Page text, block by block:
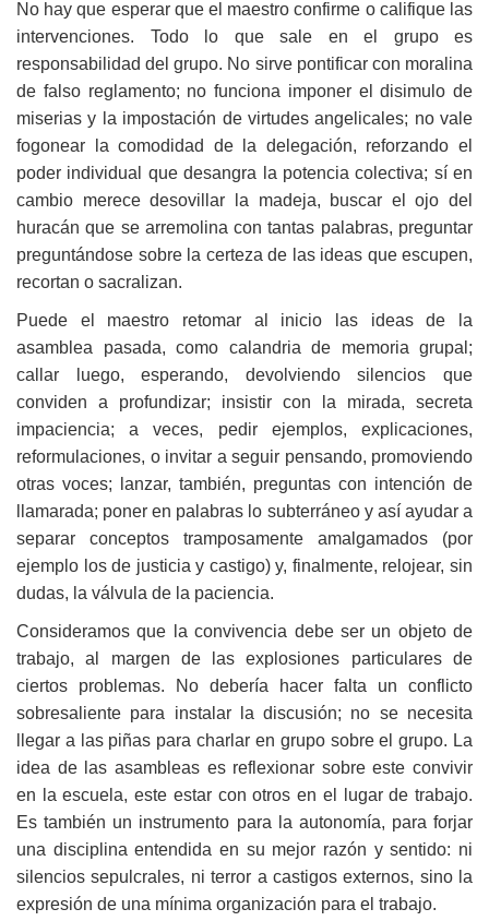
No hay que esperar que el maestro confirme o califique las
intervenciones. Todo lo que sale en el grupo es
responsabilidad del grupo. No sirve pontificar con moralina
de falso reglamento; no funciona imponer el disimulo de
miserias y la impostación de virtudes angelicales; no vale
fogonear la comodidad de la delegación, reforzando el
poder individual que desangra la potencia colectiva; sí en
cambio merece desovillar la madeja, buscar el ojo del
huracán que se arremolina con tantas palabras, preguntar
preguntándose sobre la certeza de las ideas que escupen,
recortan o sacralizan.
Puede el maestro retomar al inicio las ideas de la
asamblea pasada, como calandria de memoria grupal;
callar luego, esperando, devolviendo silencios que
conviden a profundizar; insistir con la mirada, secreta
impaciencia; a veces, pedir ejemplos, explicaciones,
reformulaciones, o invitar a seguir pensando, promoviendo
otras voces; lanzar, también, preguntas con intención de
llamarada; poner en palabras lo subterráneo y así ayudar a
separar conceptos tramposamente amalgamados (por
ejemplo los de justicia y castigo) y, finalmente, relojear, sin
dudas, la válvula de la paciencia.
Consideramos que la convivencia debe ser un objeto de
trabajo, al margen de las explosiones particulares de
ciertos problemas. No debería hacer falta un conflicto
sobresaliente para instalar la discusión; no se necesita
llegar a las piñas para charlar en grupo sobre el grupo. La
idea de las asambleas es reflexionar sobre este convivir
en la escuela, este estar con otros en el lugar de trabajo.
Es también un instrumento para la autonomía, para forjar
una disciplina entendida en su mejor razón y sentido: ni
silencios sepulcrales, ni terror a castigos externos, sino la
expresión de una mínima organización para el trabajo.